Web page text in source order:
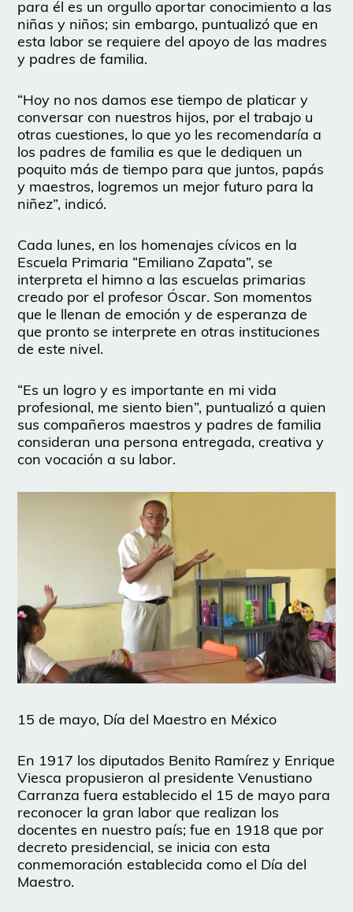
para él es un orgullo aportar conocimiento a las
niñas y niños; sin embargo, puntualizó que en
esta labor se requiere del apoyo de las madres
y padres de familia.
“Hoy no nos damos ese tiempo de platicar y
conversar con nuestros hijos, por el trabajo u
otras cuestiones, lo que yo les recomendaría a
los padres de familia es que le dediquen un
poquito más de tiempo para que juntos, papás
y maestros, logremos un mejor futuro para la
niñez”, indicó.
Cada lunes, en los homenajes cívicos en la
Escuela Primaria “Emiliano Zapata”, se
interpreta el himno a las escuelas primarias
creado por el profesor Óscar. Son momentos
que le llenan de emoción y de esperanza de
que pronto se interprete en otras instituciones
de este nivel.
“Es un logro y es importante en mi vida
profesional, me siento bien”, puntualizó a quien
sus compañeros maestros y padres de familia
consideran una persona entregada, creativa y
con vocación a su labor.
15 de mayo, Día del Maestro en México
En 1917 los diputados Benito Ramírez y Enrique
Viesca propusieron al presidente Venustiano
Carranza fuera establecido el 15 de mayo para
reconocer la gran labor que realizan los
docentes en nuestro país; fue en 1918 que por
decreto presidencial, se inicia con esta
conmemoración establecida como el Día del
Maestro.